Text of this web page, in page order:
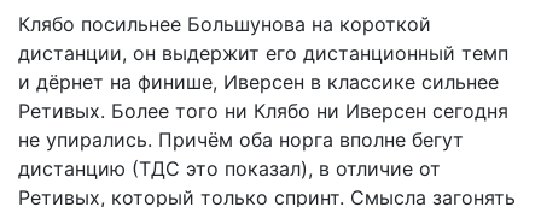
Клябо посильнее Большунова на короткой
дистанции, он выдержит его дистанционный темп
и дёрнет на финише, Иверсен в классике сильнее
Ретивых. Более того ни Клябо ни Иверсен сегодня
не упирались. Причём оба норга вполне бегут
дистанцию (ТДС это показал), в отличие от
Ретивых, который только спринт. Смысла загонять